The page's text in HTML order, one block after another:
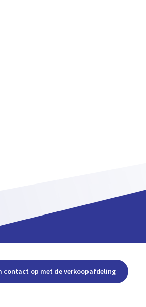
contact op met de verkoopafdeling